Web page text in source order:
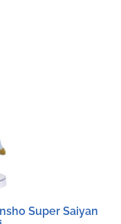
Super Saiyan